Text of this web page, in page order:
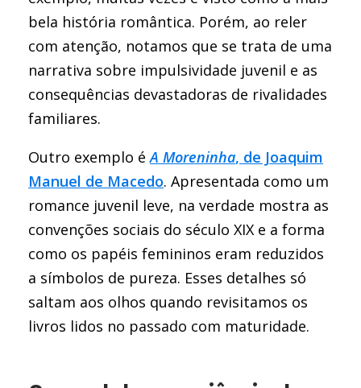
bela história romântica. Porém, ao reler
com atenção, notamos que se trata de uma
narrativa sobre impulsividade juvenil e as
consequências devastadoras de rivalidades
familiares.
Outro exemplo é A Moreninha, de Joaquim
Manuel de Macedo. Apresentada como um
romance juvenil leve, na verdade mostra as
convenções sociais do século XIX e a forma
como os papéis femininos eram reduzidos
a símbolos de pureza. Esses detalhes só
saltam aos olhos quando revisitamos os
livros lidos no passado com maturidade.